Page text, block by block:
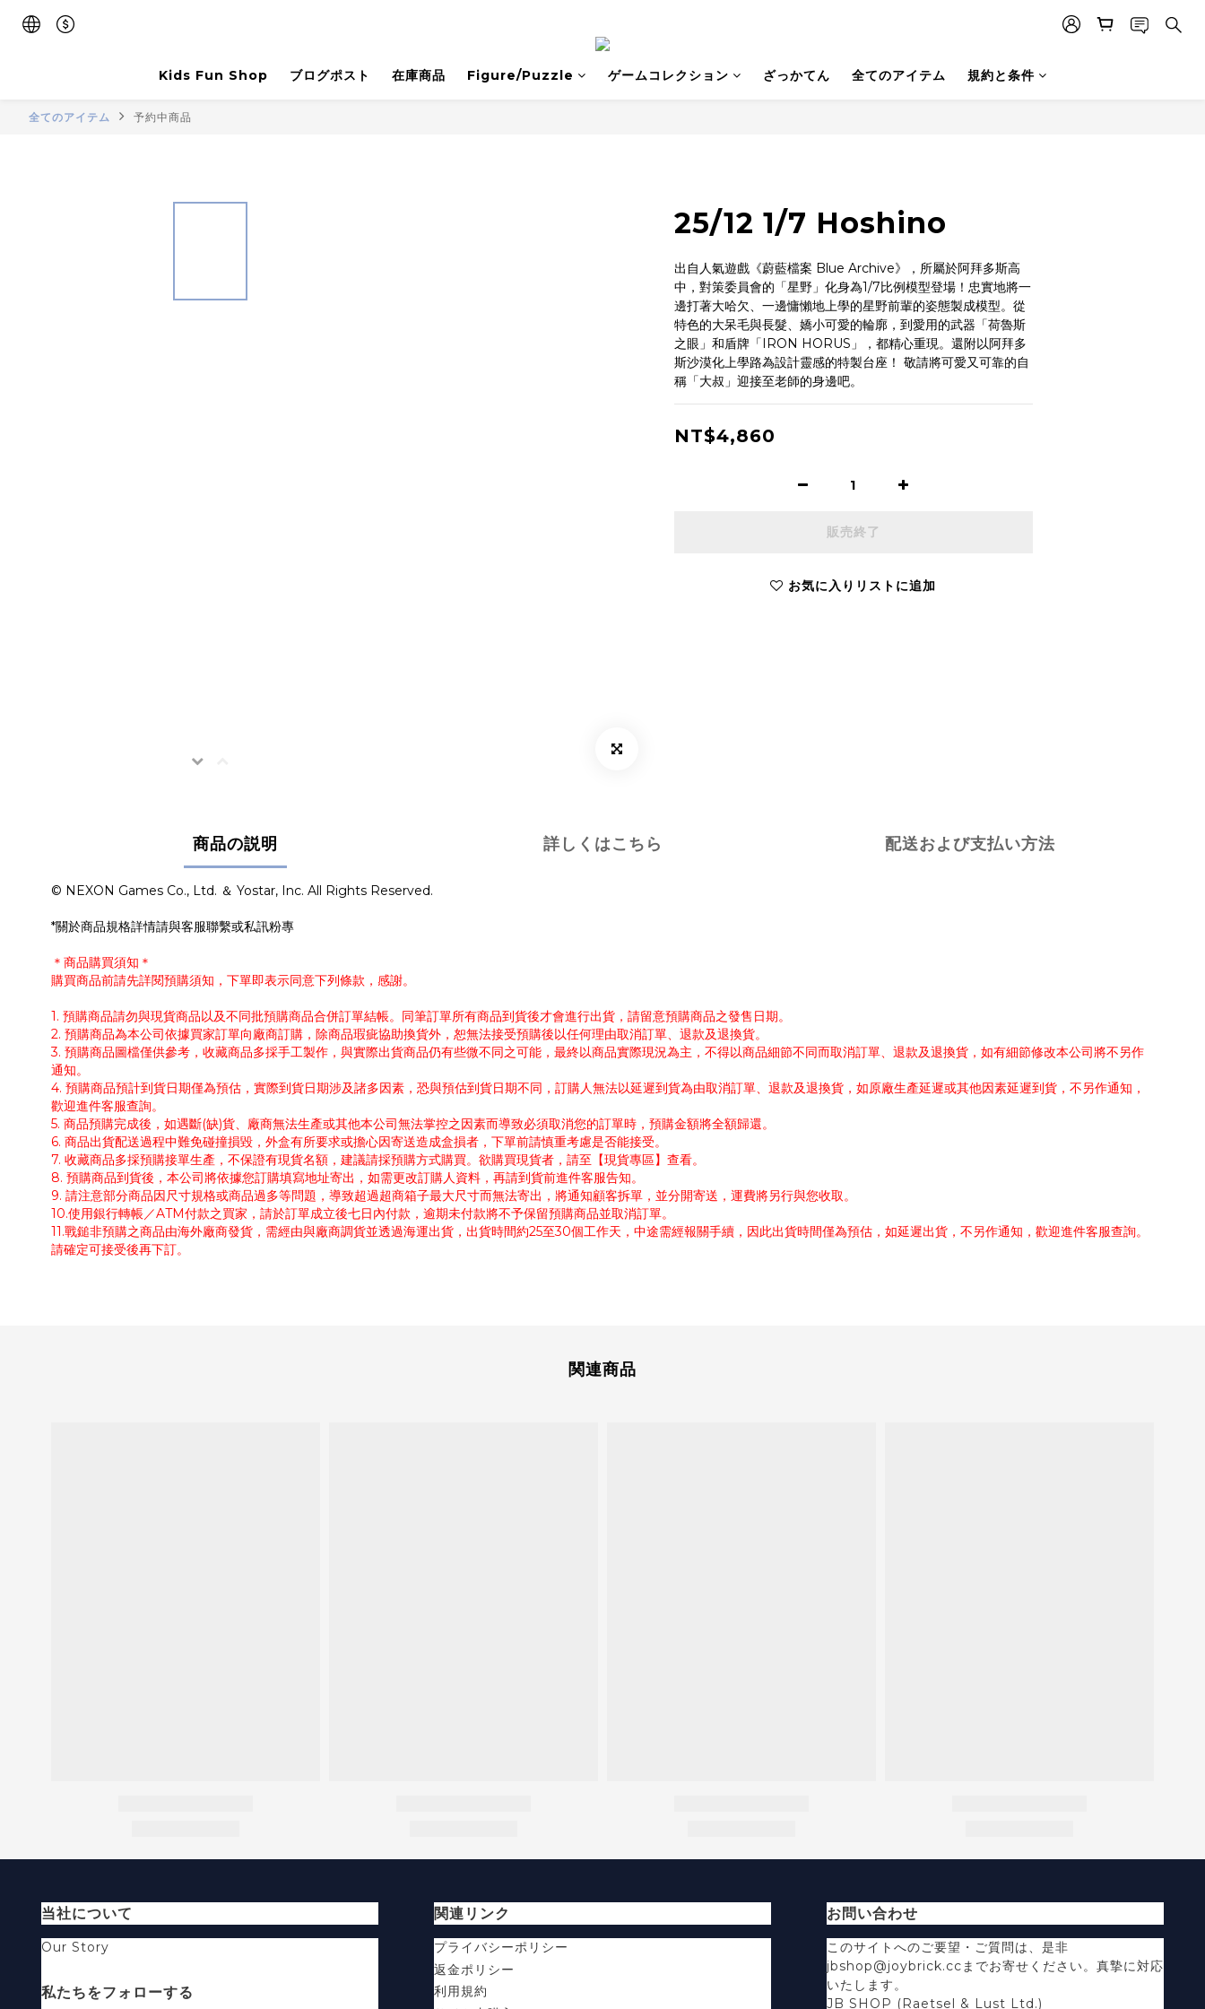
Kids Fun Shop ブログポスト 在庫商品 Figure/Puzzle ゲームコレクション ざっかてん 全てのアイテム 規約と条件
全てのアイテム 予約中商品
25/12 1/7 Hoshino
出自人氣遊戲《蔚藍檔案 Blue Archive》，所屬於阿拜多斯高
中，對策委員會的「星野」化身為1/7比例模型登場！忠實地將一
邊打著大哈欠、一邊慵懶地上學的星野前輩的姿態製成模型。從
特色的大呆毛與長髮、嬌小可愛的輪廓，到愛用的武器「荷魯斯
之眼」和盾牌「IRON HORUS」，都精心重現。還附以阿拜多
斯沙漠化上學路為設計靈感的特製台座！ 敬請將可愛又可靠的自
稱「大叔」迎接至老師的身邊吧。
NT$4,860
販売終了
お気に入りリストに追加
商品の説明 詳しくはこちら 配送および支払い方法
© NEXON Games Co., Ltd. ＆ Yostar, Inc. All Rights Reserved.
*關於商品規格詳情請與客服聯繫或私訊粉專
＊商品購買須知＊
購買商品前請先詳閱預購須知，下單即表示同意下列條款，感謝。
1. 預購商品請勿與現貨商品以及不同批預購商品合併訂單結帳。同筆訂單所有商品到貨後才會進行出貨，請留意預購商品之發售日期。
2. 預購商品為本公司依據買家訂單向廠商訂購，除商品瑕疵協助換貨外，恕無法接受預購後以任何理由取消訂單、退款及退換貨。
3. 預購商品圖檔僅供參考，收藏商品多採手工製作，與實際出貨商品仍有些微不同之可能，最終以商品實際現況為主，不得以商品細節不同而取消訂單、退款及退換貨，如有細節修改本公司將不另作
通知。
4. 預購商品預計到貨日期僅為預估，實際到貨日期涉及諸多因素，恐與預估到貨日期不同，訂購人無法以延遲到貨為由取消訂單、退款及退換貨，如原廠生產延遲或其他因素延遲到貨，不另作通知，
歡迎進件客服查詢。
5. 商品預購完成後，如遇斷(缺)貨、廠商無法生產或其他本公司無法掌控之因素而導致必須取消您的訂單時，預購金額將全額歸還。
6. 商品出貨配送過程中難免碰撞損毀，外盒有所要求或擔心因寄送造成盒損者，下單前請慎重考慮是否能接受。
7. 收藏商品多採預購接單生產，不保證有現貨名額，建議請採預購方式購買。欲購買現貨者，請至【現貨專區】查看。
8. 預購商品到貨後，本公司將依據您訂購填寫地址寄出，如需更改訂購人資料，再請到貨前進件客服告知。
9. 請注意部分商品因尺寸規格或商品過多等問題，導致超過超商箱子最大尺寸而無法寄出，將通知顧客拆單，並分開寄送，運費將另行與您收取。
10.使用銀行轉帳／ATM付款之買家，請於訂單成立後七日內付款，逾期未付款將不予保留預購商品並取消訂單。
11.戰鎚非預購之商品由海外廠商發貨，需經由與廠商調貨並透過海運出貨，出貨時間約25至30個工作天，中途需經報關手續，因此出貨時間僅為預估，如延遲出貨，不另作通知，歡迎進件客服查詢。
請確定可接受後再下訂。
関連商品
当社について
Our Story
私たちをフォローする
関連リンク
プライバシーポリシー
返金ポリシー
利用規約
お問い合わせ
このサイトへのご要望・ご質問は、是非
jbshop@joybrick.ccまでお寄せください。真摯に対応
いたします。
JB SHOP (Raetsel & Lust Ltd.)